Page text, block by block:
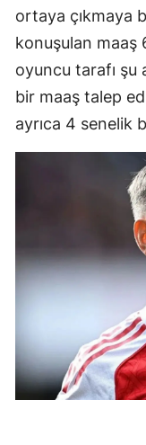
ortaya çıkmaya
konuşulan maaş
oyuncu tarafı şu
bir maaş talep
ayrıca 4 senelik